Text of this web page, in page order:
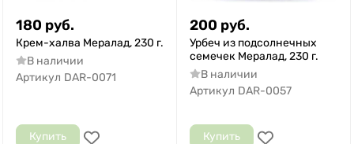
180 руб.
Крем-халва Мералад, 230 г.
В наличии
Артикул DAR-0071
Купить
200 руб.
Урбеч из подсолнечных
семечек Мералад, 230 г.
В наличии
Артикул DAR-0057
Купить